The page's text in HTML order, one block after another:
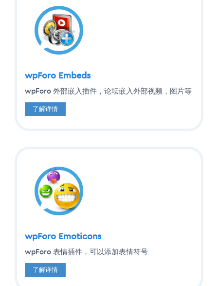
wpForo Embeds
wpForo 外部嵌入插件，论坛嵌入外部视频，图片等
了解详情
wpForo Emoticons
wpForo 表情插件，可以添加表情符号
了解详情